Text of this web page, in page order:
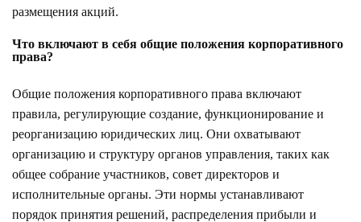
размещения акций.
Что включают в себя общие положения корпоративного
права?
Общие положения корпоративного права включают
правила, регулирующие создание, функционирование и
реорганизацию юридических лиц. Они охватывают
организацию и структуру органов управления, таких как
общее собрание участников, совет директоров и
исполнительные органы. Эти нормы устанавливают
порядок принятия решений, распределения прибыли и